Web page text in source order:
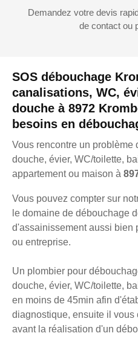
SOS débouchage
canalisations, WC,
douche à 8972
besoins en
Vous rencontre un problème
douche, évier, WC/toilette,
appartement ou maison à
Vous pouvez compter sur
le domaine de débouchage
d'assainissement aussi bien
ou entreprise.
Un plombier pour
douche, évier, WC/toilette,
en moins de 45min afin
diagnostique, ensuite il
avant la réalisation d'un
Demandez votre devis
de contact ou